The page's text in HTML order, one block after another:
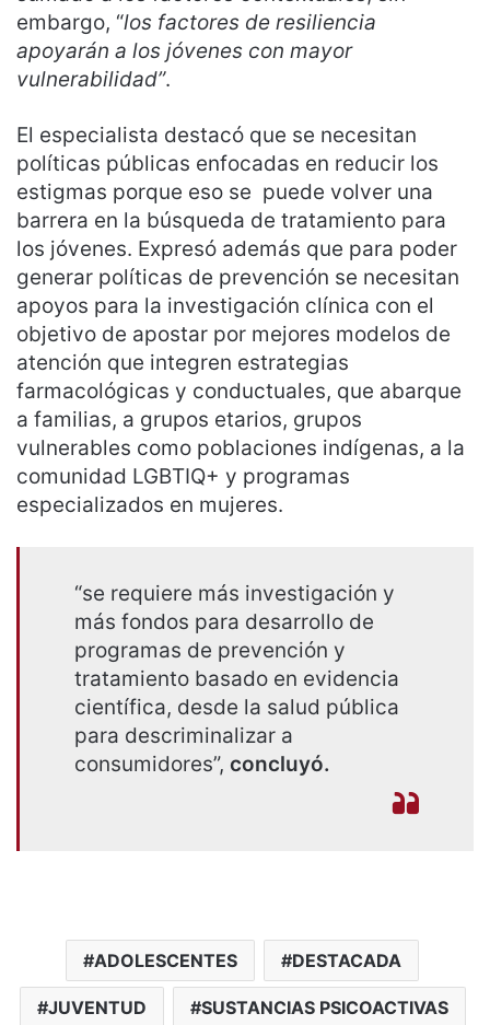
embargo, “los factores de resiliencia
apoyarán a los jóvenes con mayor
vulnerabilidad”.
El especialista destacó que se necesitan
políticas públicas enfocadas en reducir los
estigmas porque eso se puede volver una
barrera en la búsqueda de tratamiento para
los jóvenes. Expresó además que para poder
generar políticas de prevención se necesitan
apoyos para la investigación clínica con el
objetivo de apostar por mejores modelos de
atención que integren estrategias
farmacológicas y conductuales, que abarque
a familias, a grupos etarios, grupos
vulnerables como poblaciones indígenas, a la
comunidad LGBTIQ+ y programas
especializados en mujeres.
“se requiere más investigación y
más fondos para desarrollo de
programas de prevención y
tratamiento basado en evidencia
científica, desde la salud pública
para descriminalizar a
consumidores”, concluyó.
ADOLESCENTES DESTACADA
JUVENTUD SUSTANCIAS PSICOACTIVAS